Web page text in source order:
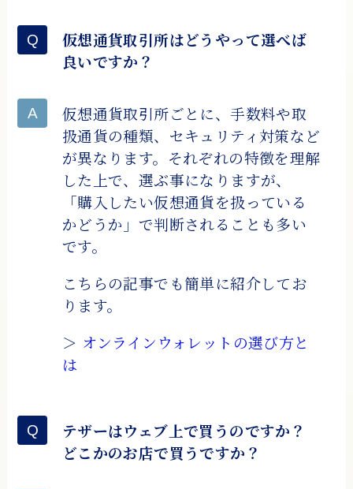
仮想通貨取引所はどうやって選べば
良いですか？
仮想通貨取引所ごとに、手数料や取
扱通貨の種類、セキュリティ対策など
が異なります。それぞれの特徴を理解
した上で、選ぶ事になりますが、
「購入したい仮想通貨を扱っている
かどうか」で判断されることも多い
です。
こちらの記事でも簡単に紹介してお
ります。
＞ オンラインウォレットの選び方と
は
テザーはウェブ上で買うのですか？
どこかのお店で買うですか？